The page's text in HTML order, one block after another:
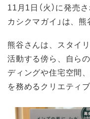
11月1日（火）に発売
カシクマガイ」は、
熊谷さんは、スタイ
活動する傍ら、自ら
ディングや住宅空間
を務めるクリエティ